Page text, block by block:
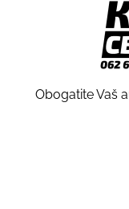
Obogatite Vaš